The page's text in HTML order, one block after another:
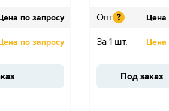
по запросу
по запросу
Опт ? Цена
За 1 шт. Цена
Под заказ